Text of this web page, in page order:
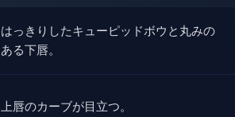
はっきりしたキューピッドボウと丸みの
ある下唇。
上唇のカーブが目立つ。